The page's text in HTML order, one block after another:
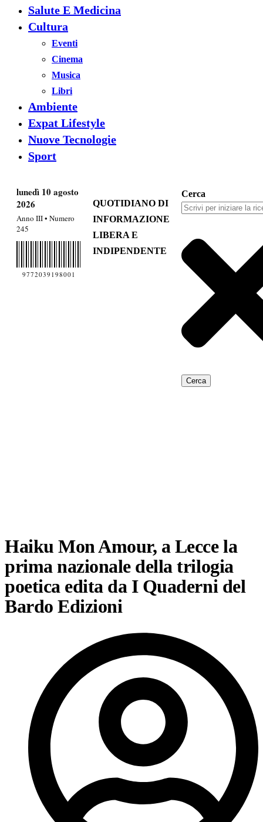
Salute E Medicina
Cultura
Eventi
Cinema
Musica
Libri
Ambiente
Expat Lifestyle
Nuove Tecnologie
Sport
lunedì 10 agosto
2026
Anno III • Numero
245
9772039198001
QUOTIDIANO DI
INFORMAZIONE
LIBERA E
INDIPENDENTE
Cerca
Cerca
Haiku Mon Amour, a Lecce la
prima nazionale della trilogia
poetica edita da I Quaderni del
Bardo Edizioni